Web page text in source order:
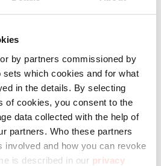
by partners commissioned by
sets which cookies and for what
in the details. By selecting
of cookies, you consent to the
data collected with the help of
partners. Who these partners
involved and how you can revoke
is described in our privacy
N.º
Fuerza de
6442007
kg